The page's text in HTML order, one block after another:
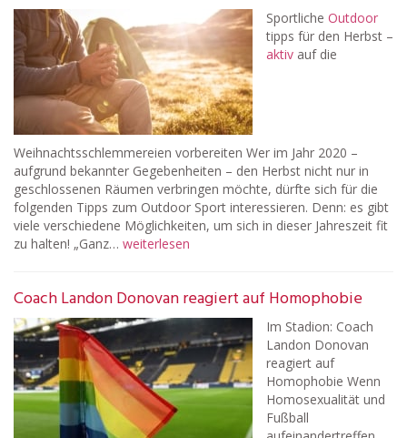
Sportliche Outdoor
tipps für den Herbst –
aktiv auf die
Weihnachtsschlemmereien vorbereiten Wer im Jahr 2020 –
aufgrund bekannter Gegebenheiten – den Herbst nicht nur in
geschlossenen Räumen verbringen möchte, dürfte sich für die
folgenden Tipps zum Outdoor Sport interessieren. Denn: es gibt
viele verschiedene Möglichkeiten, um sich in dieser Jahreszeit fit
zu halten! „Ganz… weiterlesen
Coach Landon Donovan reagiert auf Homophobie
Im Stadion: Coach
Landon Donovan
reagiert auf
Homophobie Wenn
Homosexualität und
Fußball